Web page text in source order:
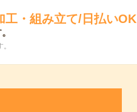
工・組み立て/日払いOK